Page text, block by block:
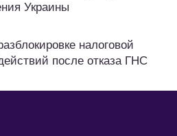
Украины
налоговой
после отказа ГНС